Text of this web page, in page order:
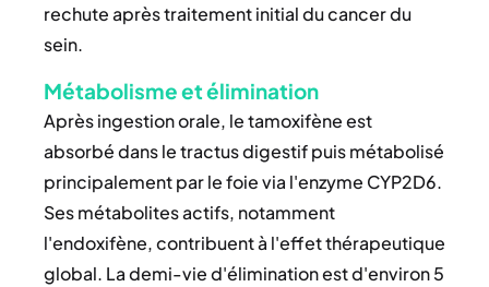
rechute après traitement initial du cancer du
sein.
Métabolisme et élimination
Après ingestion orale, le tamoxifène est
absorbé dans le tractus digestif puis métabolisé
principalement par le foie via l'enzyme CYP2D6.
Ses métabolites actifs, notamment
l'endoxifène, contribuent à l'effet thérapeutique
global. La demi-vie d'élimination est d'environ 5